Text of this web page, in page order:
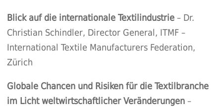
Blick auf die internationale Textilindustrie– Dr.
Christian Schindler, Director General, ITMF –
International Textile Manufacturers Federation,
Zürich
Globale Chancen und Risiken für die Textilbranche
im Licht weltwirtschaftlicher Veränderungen–